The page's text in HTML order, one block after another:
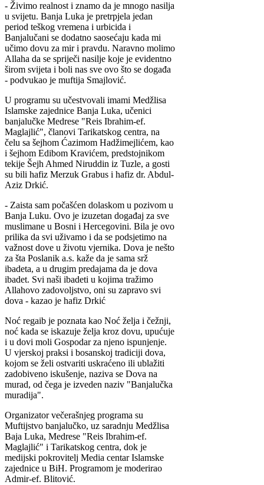
- Živimo realnost i znamo da je mnogo nasilja
u svijetu. Banja Luka je pretrpjela jedan
period teškog vremena i urbicida i
Banjalučani se dodatno saosećaju kada mi
učimo dovu za mir i pravdu. Naravno molimo
Allaha da se spriječi nasilje koje je evidentno
širom svijeta i boli nas sve ovo što se događa
- podvukao je muftija Smajlović.
U programu su učestvovali imami Medžlisa
Islamske zajednice Banja Luka, učenici
banjalučke Medrese "Reis Ibrahim-ef.
Maglajlić", članovi Tarikatskog centra, na
čelu sa šejhom Ćazimom Hadžimejlićem, kao
i šejhom Edibom Kravićem, predstojnikom
tekije Šejh Ahmed Niruddin iz Tuzle, a gosti
su bili hafiz Merzuk Grabus i hafiz dr. Abdul-
Aziz Drkić.
- Zaista sam počašćen dolaskom u pozivom u
Banja Luku. Ovo je izuzetan događaj za sve
muslimane u Bosni i Hercegovini. Bila je ovo
prilika da svi uživamo i da se podsjetimo na
važnost dove u životu vjernika. Dova je nešto
za šta Poslanik a.s. kaže da je sama srž
ibadeta, a u drugim predajama da je dova
ibadet. Svi naši ibadeti u kojima tražimo
Allahovo zadovoljstvo, oni su zapravo svi
dova - kazao je hafiz Drkić
Noć regaib je poznata kao Noć želja i čežnji,
noć kada se iskazuje želja kroz dovu, upućuje
i u dovi moli Gospodar za njeno ispunjenje.
U vjerskoj praksi i bosanskoj tradiciji dova,
kojom se želi ostvariti uskraćeno ili ublažiti
zadobiveno iskušenje, naziva se Dova na
murad, od čega je izveden naziv "Banjalučka
muradija".
Organizator večerašnjeg programa su
Muftijstvo banjalučko, uz saradnju Medžlisa
Baja Luka, Medrese "Reis Ibrahim-ef.
Maglajlić" i Tarikatskog centra, dok je
medijski pokrovitelj Media centar Islamske
zajednice u BiH. Programom je moderirao
Admir-ef. Blitović.